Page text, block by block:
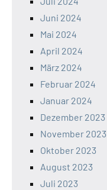
Juni 2024
Mai 2024
April 2024
März 2024
Februar 2024
Januar 2024
Dezember 2023
November 2023
Oktober 2023
August 2023
Juli 2023